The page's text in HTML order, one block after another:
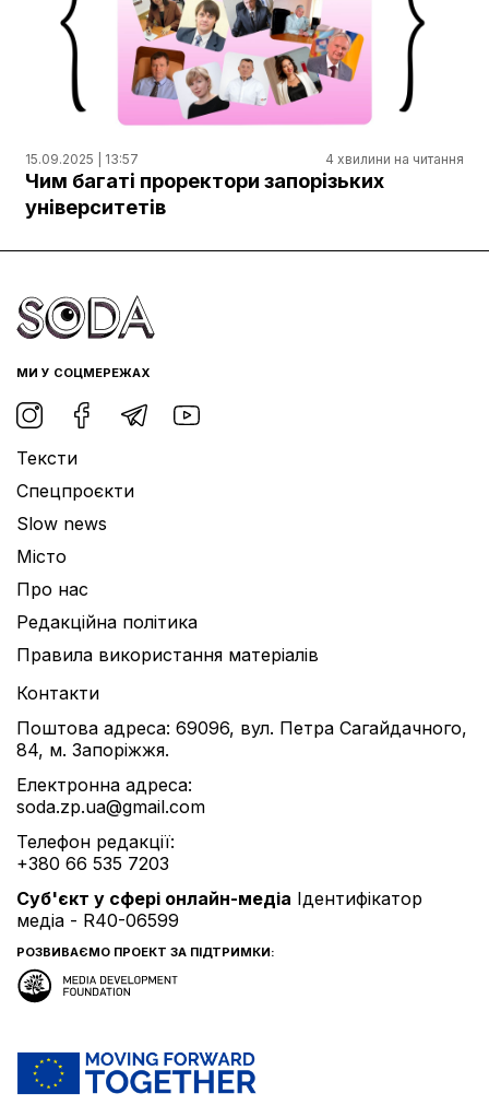
15.09.2025 | 13:57 4 хвилини на читання
Чим багаті проректори запорізьких
університетів
МИ У СОЦМЕРЕЖАХ
Тексти
Спецпроєкти
Slow news
Місто
Про нас
Редакційна політика
Правила використання матеріалів
Контакти
Поштова адреса: 69096, вул. Петра Сагайдачного,
84, м. Запоріжжя.
Електронна адреса:
soda.zp.ua@gmail.com
Телефон редакції:
+380 66 535 7203
Cуб'єкт у сфері онлайн-медіа Ідентифікатор
медіа - R40-06599
РОЗВИВАЄМО ПРОЕКТ ЗА ПІДТРИМКИ: